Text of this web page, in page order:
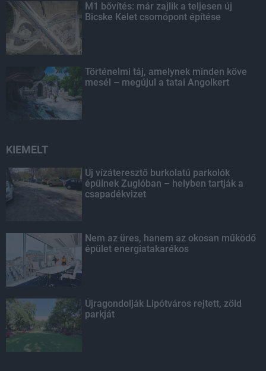
M1 bővítés: már zajlik a teljesen új
Bicske Kelet csomópont építése
Történelmi táj, amelynek minden köve
mesél – megújul a tatai Angolkert
KIEMELT
Új vízáteresztő burkolatú parkolók
épülnek Zuglóban – helyben tartják a
csapadékvizet
Nem az üres, hanem az okosan működő
épület energiatakarékos
Újragondolják Lipótváros rejtett, zöld
parkját